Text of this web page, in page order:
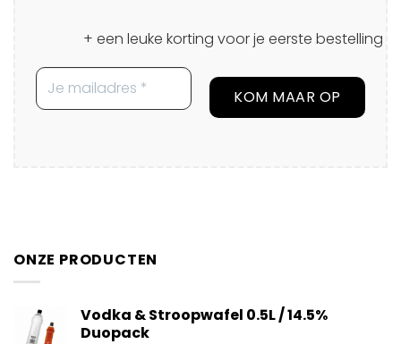
+ een leuke korting voor je eerste bestelling
ONZE PRODUCTEN
Vodka & Stroopwafel 0.5L / 14.5%
Duopack